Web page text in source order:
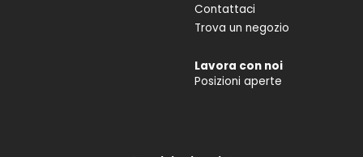
Contattaci
Trova un negozio
Lavora con noi
Posizioni aperte